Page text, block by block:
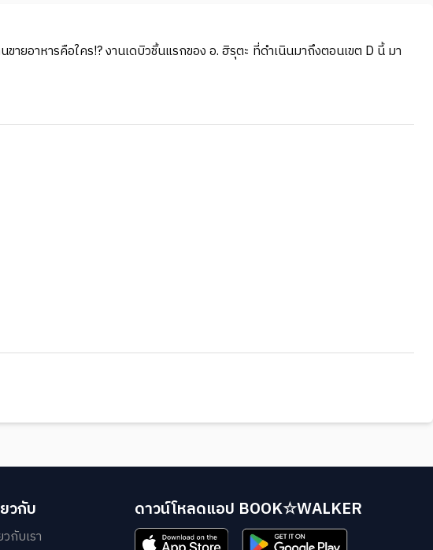
ายอาหารคือใคร!? งานเดบิวชิ้นแรกของ อ. ฮิรุตะ ที่ดำเนินมาถึงตอนเขต D นี้ มา
วกับ
วกับเรา
ดาวน์โหลดแอป BOOK☆WALKER